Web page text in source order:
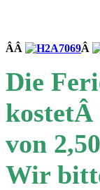
ÂÂ Â
Die
kostetÂ
von
Wir